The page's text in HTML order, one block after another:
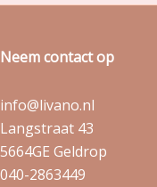
Neem contact op
info@livano.nl
Langstraat 43
5664GE Geldrop
040-2863449